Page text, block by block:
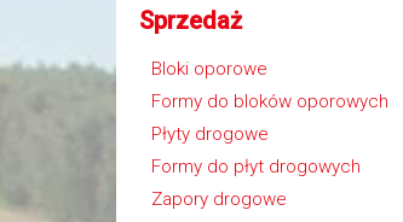
Sprzedaż
Bloki oporowe
Formy do bloków oporowych
Płyty drogowe
Formy do płyt drogowych
Zapory drogowe